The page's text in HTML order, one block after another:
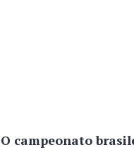
O campeonato